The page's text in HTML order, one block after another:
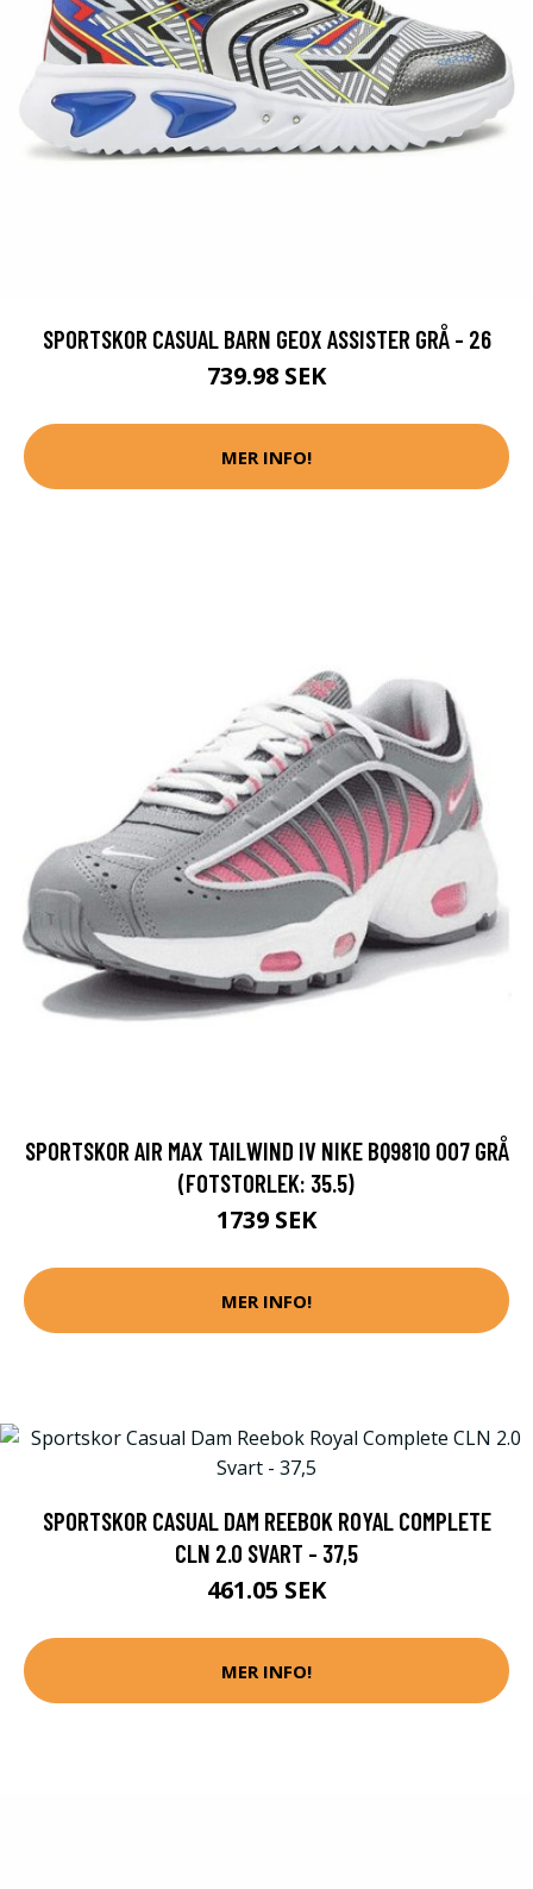
SPORTSKOR CASUAL BARN GEOX ASSISTER GRÅ - 26
739.98 SEK
MER INFO!
SPORTSKOR AIR MAX TAILWIND IV NIKE BQ9810 007 GRÅ
(FOTSTORLEK: 35.5)
1739 SEK
MER INFO!
SPORTSKOR CASUAL DAM REEBOK ROYAL COMPLETE
CLN 2.0 SVART - 37,5
461.05 SEK
MER INFO!